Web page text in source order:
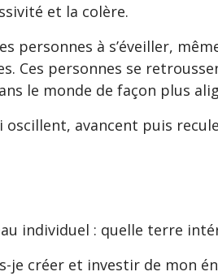
et la colère.
personnes à s’éveiller,
Ces personnes se
le monde de façon plus
oscillent, avancent puis
individuel : quelle terre
je créer et investir de mon